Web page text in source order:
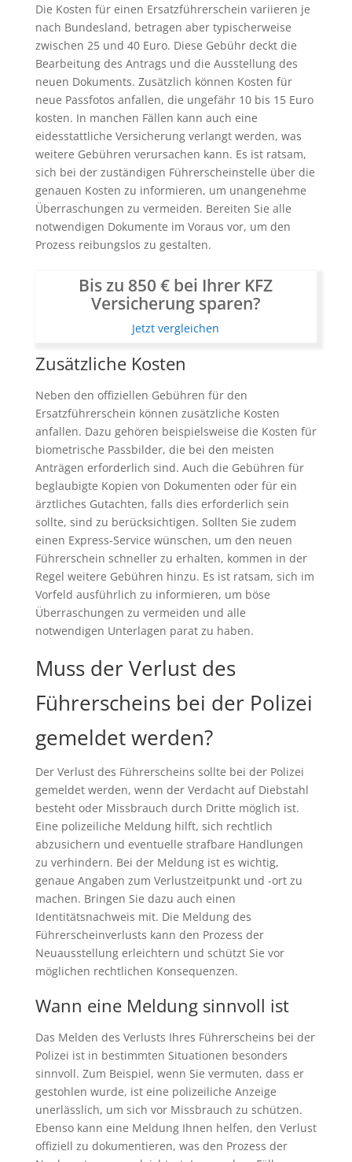
Die Kosten für einen Ersatzführerschein variieren je
nach Bundesland, betragen aber typischerweise
zwischen 25 und 40 Euro. Diese Gebühr deckt die
Bearbeitung des Antrags und die Ausstellung des
neuen Dokuments. Zusätzlich können Kosten für
neue Passfotos anfallen, die ungefähr 10 bis 15 Euro
kosten. In manchen Fällen kann auch eine
eidesstattliche Versicherung verlangt werden, was
weitere Gebühren verursachen kann. Es ist ratsam,
sich bei der zuständigen Führerscheinstelle über die
genauen Kosten zu informieren, um unangenehme
Überraschungen zu vermeiden. Bereiten Sie alle
notwendigen Dokumente im Voraus vor, um den
Prozess reibungslos zu gestalten.
Bis zu 850 € bei Ihrer KFZ
Versicherung sparen?
Jetzt vergleichen
Zusätzliche Kosten
Neben den offiziellen Gebühren für den
Ersatzführerschein können zusätzliche Kosten
anfallen. Dazu gehören beispielsweise die Kosten für
biometrische Passbilder, die bei den meisten
Anträgen erforderlich sind. Auch die Gebühren für
beglaubigte Kopien von Dokumenten oder für ein
ärztliches Gutachten, falls dies erforderlich sein
sollte, sind zu berücksichtigen. Sollten Sie zudem
einen Express-Service wünschen, um den neuen
Führerschein schneller zu erhalten, kommen in der
Regel weitere Gebühren hinzu. Es ist ratsam, sich im
Vorfeld ausführlich zu informieren, um böse
Überraschungen zu vermeiden und alle
notwendigen Unterlagen parat zu haben.
Muss der Verlust des
Führerscheins bei der Polizei
gemeldet werden?
Der Verlust des Führerscheins sollte bei der Polizei
gemeldet werden, wenn der Verdacht auf Diebstahl
besteht oder Missbrauch durch Dritte möglich ist.
Eine polizeiliche Meldung hilft, sich rechtlich
abzusichern und eventuelle strafbare Handlungen
zu verhindern. Bei der Meldung ist es wichtig,
genaue Angaben zum Verlustzeitpunkt und -ort zu
machen. Bringen Sie dazu auch einen
Identitätsnachweis mit. Die Meldung des
Führerscheinverlusts kann den Prozess der
Neuausstellung erleichtern und schützt Sie vor
möglichen rechtlichen Konsequenzen.
Wann eine Meldung sinnvoll ist
Das Melden des Verlusts Ihres Führerscheins bei der
Polizei ist in bestimmten Situationen besonders
sinnvoll. Zum Beispiel, wenn Sie vermuten, dass er
gestohlen wurde, ist eine polizeiliche Anzeige
unerlässlich, um sich vor Missbrauch zu schützen.
Ebenso kann eine Meldung Ihnen helfen, den Verlust
offiziell zu dokumentieren, was den Prozess der